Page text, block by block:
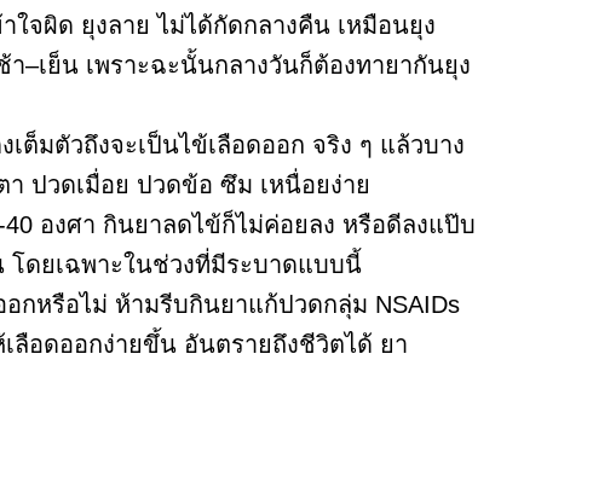
จผิด ยุงลาย ไม่ได้กัดกลางคืน เหมือนยุง
–เย็น เพราะฉะนั้นกลางวันก็ต้องทายากันยุง
มตัวถึงจะเป็นไข้เลือดออก จริง ๆ แล้วบาง
ปวดเมื่อย ปวดข้อ ซึม เหนื่อยง่าย
องศา กินยาลดไข้ก็ไม่ค่อยลง หรือดีลงแป๊บ
โดยเฉพาะในช่วงที่มีระบาดแบบนี้
กหรือไม่ ห้ามรีบกินยาแก้ปวดกลุ่ม NSAIDs
ลือดออกง่ายขึ้น อันตรายถึงชีวิตได้ ยา